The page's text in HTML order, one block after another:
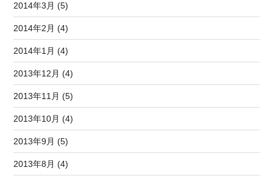
2014年3月 (5)
2014年2月 (4)
2014年1月 (4)
2013年12月 (4)
2013年11月 (5)
2013年10月 (4)
2013年9月 (5)
2013年8月 (4)